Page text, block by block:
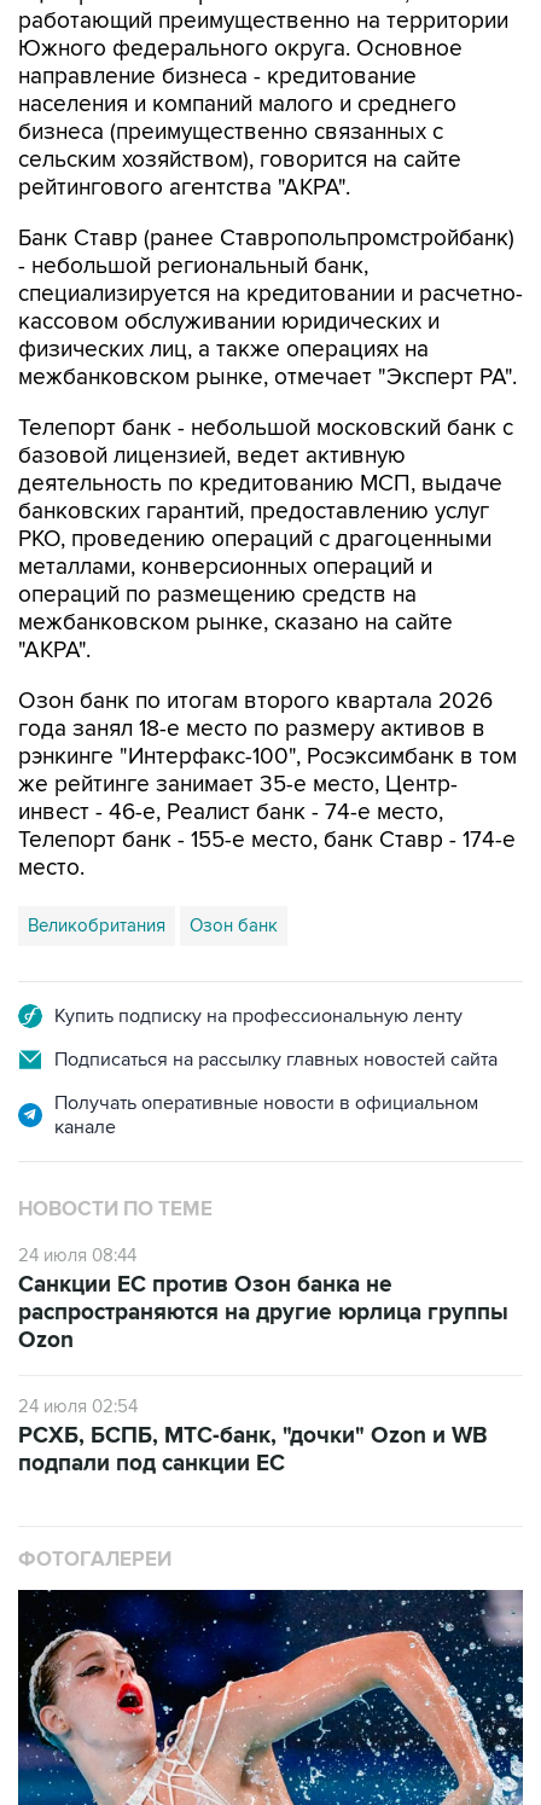
работающий преимущественно на территории
Южного федерального округа. Основное
направление бизнеса - кредитование
населения и компаний малого и среднего
бизнеса (преимущественно связанных с
сельским хозяйством), говорится на сайте
рейтингового агентства "АКРА".
Банк Ставр (ранее Ставропольпромстройбанк)
- небольшой региональный банк,
специализируется на кредитовании и расчетно-
кассовом обслуживании юридических и
физических лиц, а также операциях на
межбанковском рынке, отмечает "Эксперт РА".
Телепорт банк - небольшой московский банк с
базовой лицензией, ведет активную
деятельность по кредитованию МСП, выдаче
банковских гарантий, предоставлению услуг
РКО, проведению операций с драгоценными
металлами, конверсионных операций и
операций по размещению средств на
межбанковском рынке, сказано на сайте
"АКРА".
Озон банк по итогам второго квартала 2026
года занял 18-е место по размеру активов в
рэнкинге "Интерфакс-100", Росэксимбанк в том
же рейтинге занимает 35-е место, Центр-
инвест - 46-е, Реалист банк - 74-е место,
Телепорт банк - 155-е место, банк Ставр - 174-е
место.
Великобритания Озон банк
Купить подписку на профессиональную ленту
Подписаться на рассылку главных новостей сайта
Получать оперативные новости в официальном
канале
НОВОСТИ ПО ТЕМЕ
24 июля 08:44
Санкции ЕС против Озон банка не
распространяются на другие юрлица группы
Ozon
24 июля 02:54
РСХБ, БСПБ, МТС-банк, "дочки" Ozon и WB
подпали под санкции ЕС
ФОТОГАЛЕРЕИ